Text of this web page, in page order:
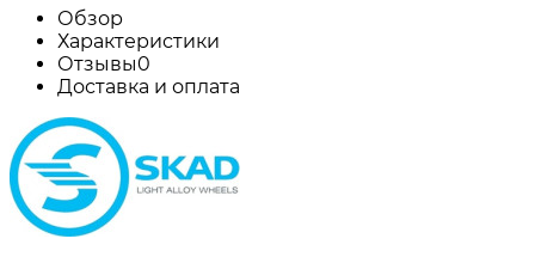
Обзор
Характеристики
Отзывы0
Доставка и оплата